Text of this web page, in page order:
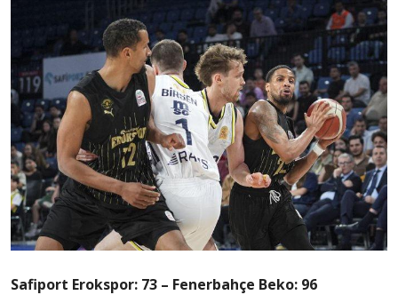
Safiport Erokspor: 73 – Fenerbahçe Beko: 96